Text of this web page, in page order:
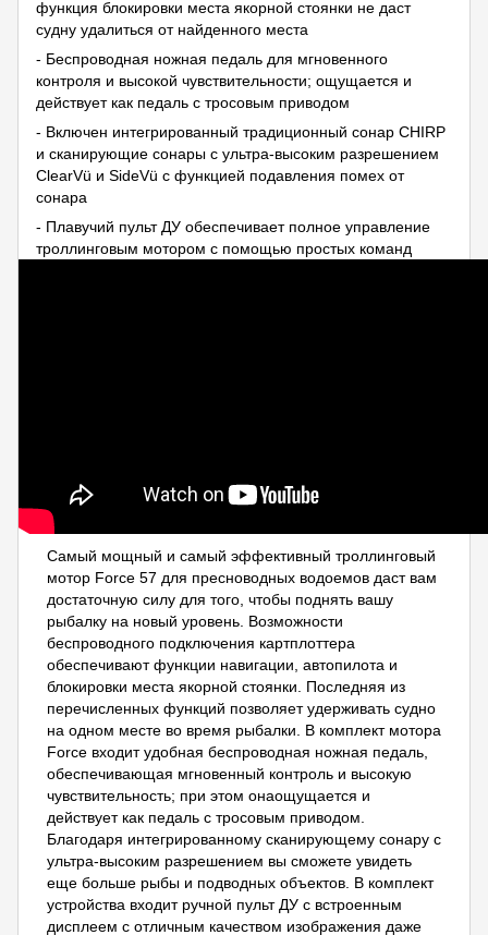
функция блокировки места якорной стоянки не даст
судну удалиться от найденного места
- Беспроводная ножная педаль для мгновенного
контроля и высокой чувствительности; ощущается и
действует как педаль с тросовым приводом
- Включен интегрированный традиционный сонар CHIRP
и сканирующие сонары с ультра-высоким разрешением
ClearVü и SideVü с функцией подавления помех от
сонара
- Плавучий пульт ДУ обеспечивает полное управление
троллинговым мотором с помощью простых команд
Самый мощный и самый эффективный троллинговый
мотор Force 57 для пресноводных водоемов даст вам
достаточную силу для того, чтобы поднять вашу
рыбалку на новый уровень. Возможности
беспроводного подключения картплоттера
обеспечивают функции навигации, автопилота и
блокировки места якорной стоянки. Последняя из
перечисленных функций позволяет удерживать судно
на одном месте во время рыбалки. В комплект мотора
Force входит удобная беспроводная ножная педаль,
обеспечивающая мгновенный контроль и высокую
чувствительность; при этом онаощущается и
действует как педаль с тросовым приводом.
Благодаря интегрированному сканирующему сонару с
ультра-высоким разрешением вы сможете увидеть
еще больше рыбы и подводных объектов. В комплект
устройства входит ручной пульт ДУ с встроенным
дисплеем с отличным качеством изображения даже